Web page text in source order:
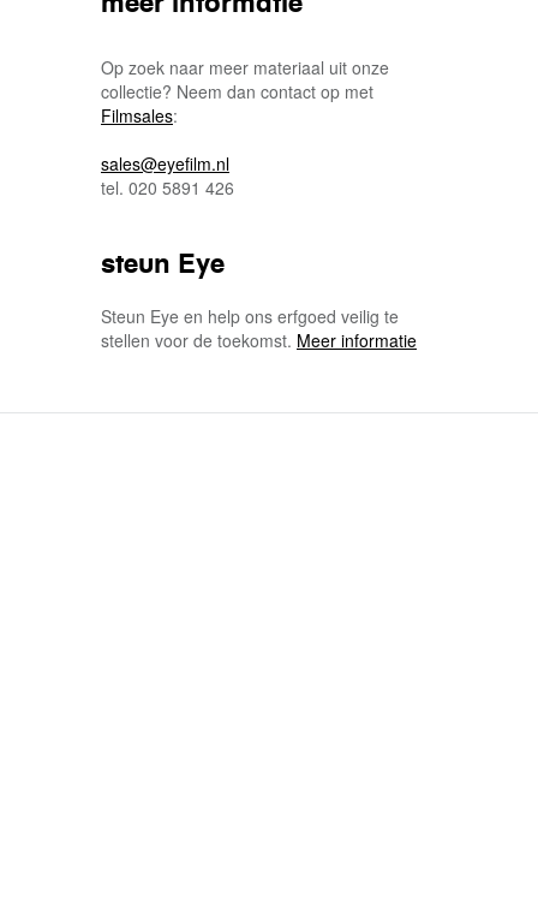
Op zoek naar meer materiaal uit onze
collectie? Neem dan contact op met
Filmsales:
sales@eyefilm.nl
tel. 020 5891 426
steun Eye
Steun Eye en help ons erfgoed veilig te
stellen voor de toekomst. Meer informatie